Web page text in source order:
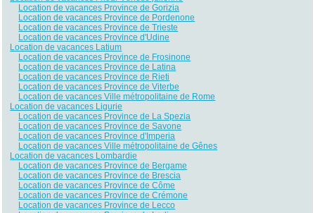
Location de vacances Province de Gorizia
Location de vacances Province de Pordenone
Location de vacances Province de Trieste
Location de vacances Province d'Udine
Location de vacances Latium
Location de vacances Province de Frosinone
Location de vacances Province de Latina
Location de vacances Province de Rieti
Location de vacances Province de Viterbe
Location de vacances Ville métropolitaine de Rome
Location de vacances Ligurie
Location de vacances Province de La Spezia
Location de vacances Province de Savone
Location de vacances Province d'Imperia
Location de vacances Ville métropolitaine de Gênes
Location de vacances Lombardie
Location de vacances Province de Bergame
Location de vacances Province de Brescia
Location de vacances Province de Côme
Location de vacances Province de Crémone
Location de vacances Province de Lecco